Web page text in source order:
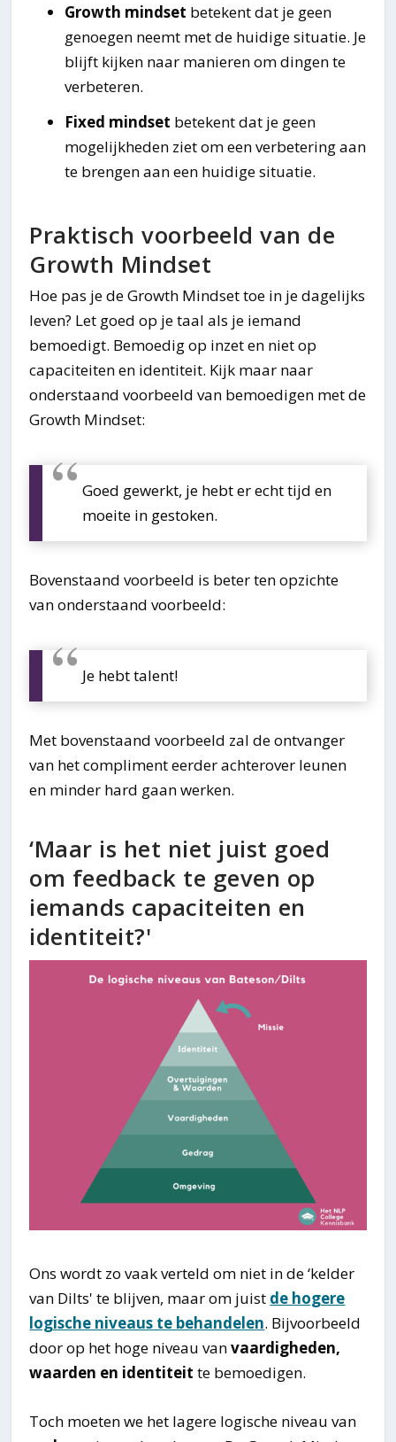
Growth mindset betekent dat je geen
genoegen neemt met de huidige situatie. Je
blijft kijken naar manieren om dingen te
verbeteren.
Fixed mindset betekent dat je geen
mogelijkheden ziet om een verbetering aan
te brengen aan een huidige situatie.
Praktisch voorbeeld van de
Growth Mindset
Hoe pas je de Growth Mindset toe in je dagelijks
leven? Let goed op je taal als je iemand
bemoedigt. Bemoedig op inzet en niet op
capaciteiten en identiteit. Kijk maar naar
onderstaand voorbeeld van bemoedigen met de
Growth Mindset:
Goed gewerkt, je hebt er echt tijd en
moeite in gestoken.
Bovenstaand voorbeeld is beter ten opzichte
van onderstaand voorbeeld:
Je hebt talent!
Met bovenstaand voorbeeld zal de ontvanger
van het compliment eerder achterover leunen
en minder hard gaan werken.
‘Maar is het niet juist goed
om feedback te geven op
iemands capaciteiten en
identiteit?'
Ons wordt zo vaak verteld om niet in de ‘kelder
van Dilts' te blijven, maar om juist de hogere
logische niveaus te behandelen. Bijvoorbeeld
door op het hoge niveau vanvaardigheden,
waarden en identiteit te bemoedigen.
Toch moeten we het lagere logische niveau van